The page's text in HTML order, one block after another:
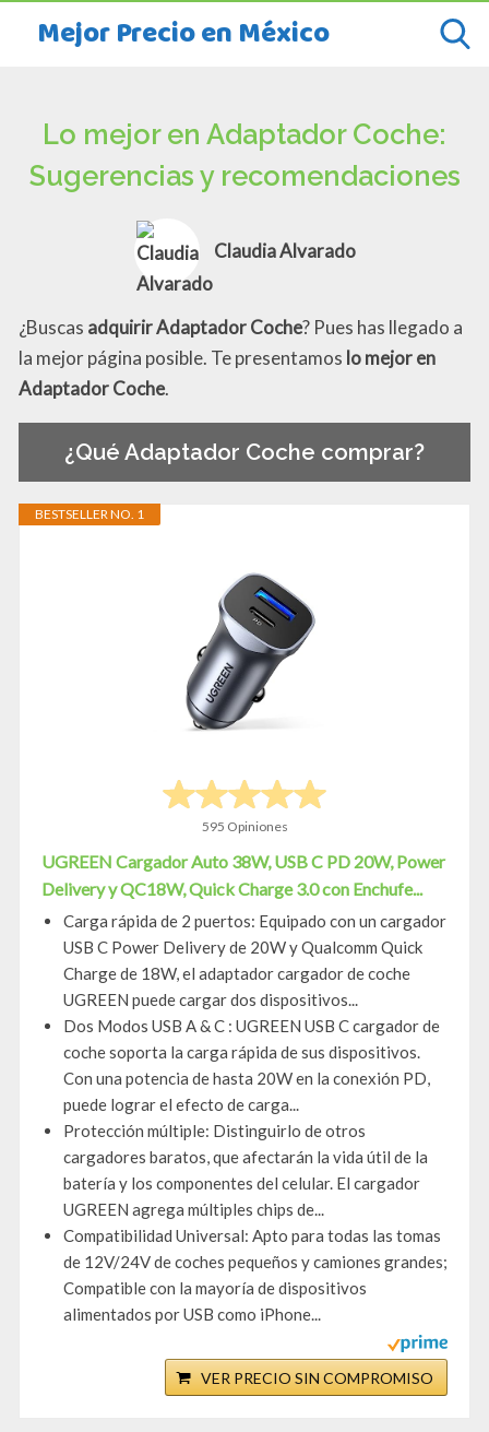
Mejor Precio en México
Lo mejor en Adaptador Coche:
Sugerencias y recomendaciones
Claudia Alvarado
¿Buscas adquirir Adaptador Coche? Pues has llegado a
la mejor página posible. Te presentamos lo mejor en
Adaptador Coche.
¿Qué Adaptador Coche comprar?
BESTSELLER NO. 1
595 Opiniones
UGREEN Cargador Auto 38W, USB C PD 20W, Power
Delivery y QC18W, Quick Charge 3.0 con Enchufe...
Carga rápida de 2 puertos: Equipado con un cargador
USB C Power Delivery de 20W y Qualcomm Quick
Charge de 18W, el adaptador cargador de coche
UGREEN puede cargar dos dispositivos...
Dos Modos USB A & C : UGREEN USB C cargador de
coche soporta la carga rápida de sus dispositivos.
Con una potencia de hasta 20W en la conexión PD,
puede lograr el efecto de carga...
Protección múltiple: Distinguirlo de otros
cargadores baratos, que afectarán la vida útil de la
batería y los componentes del celular. El cargador
UGREEN agrega múltiples chips de...
Compatibilidad Universal: Apto para todas las tomas
de 12V/24V de coches pequeños y camiones grandes;
Compatible con la mayoría de dispositivos
alimentados por USB como iPhone...
VER PRECIO SIN COMPROMISO